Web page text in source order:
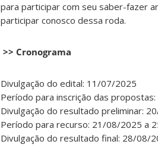
para participar com seu saber-fazer
participar conosco dessa roda.
>> Cronograma
Divulgação do edital: 11/07/2025
Período para inscrição das
Divulgação do resultado preliminar:
Período para recurso: 21/08/2025 a
Divulgação do resultado final: 28/08/